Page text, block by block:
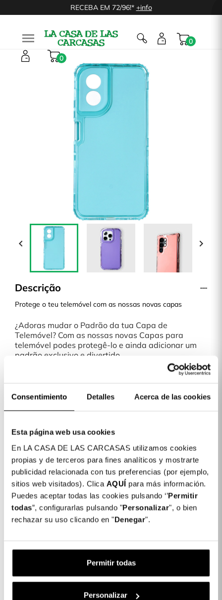
Consentimiento Detalles Acerca de las cookies
Esta página web usa cookies
En LA CASA DE LAS CARCASAS utilizamos cookies
propias y de terceros para fines analíticos y mostrarte
publicidad relacionada con tus preferencias (por ejemplo,
sitios web visitados). Clica AQUÍ para más información.
Puedes aceptar todas las cookies pulsando ‘’Permitir
todas”, configurarlas pulsando "Personalizar", o bien
rechazar su uso clicando en "Denegar".
Permitir todas
Personalizar
RECEBA EM 72/96!* +info

0
0
 
Descrição
Protege o teu telemóvel com as nossas novas capas
¿Adoras mudar o Padrão da tua Capa de
Telemóvel? Com as nossas novas Capas para
telemóvel podes protegê-lo e ainda adicionar um
padrão exclusivo e divertido.
Uma Capa leve que não torna o teu Telemóvel mais
pesado ou volumoso. Qualquer que seja o Padrão
envio em 48H
formas de pagamento: Cartão, Bizum, PayPal e à
cobrança, paga a tua capa quando a receberes.
Detalhes do produto
Cor: Verde Menta
COLORES DISPONIBLES
RosaAzul
Claro
Verde
Menta
Violeta
Protege o teu telemóvel com as nossas novas capas